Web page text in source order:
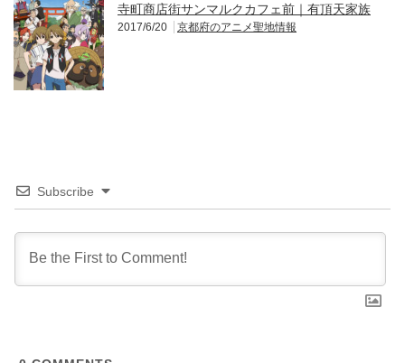
寺町商店街サンマルクカフェ前｜有頂天家族
2017/6/20 京都府のアニメ聖地情報
Subscribe